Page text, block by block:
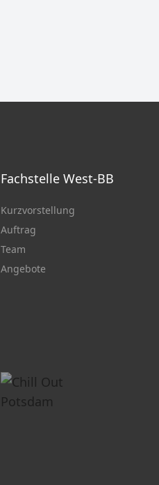
Fachstelle West-BB
Kurzvorstellung
Auftrag
Team
Angebote